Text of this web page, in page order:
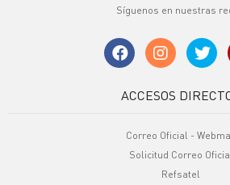
Síguenos en nuestras
ACCESOS
Correo Oficial -
Solicitud Correo
Refsatel